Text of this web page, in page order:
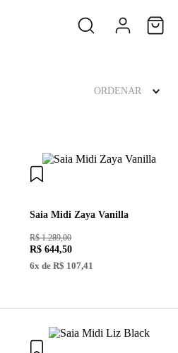
ORDENAR
Saia Midi Zaya Vanilla
R$ 1.289,00
R$ 644,50
6x de R$ 107,41